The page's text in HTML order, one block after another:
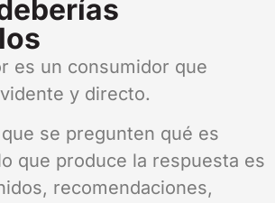
es un consumidor que
y directo.
se pregunten qué es
que produce la respuesta es
recomendaciones,